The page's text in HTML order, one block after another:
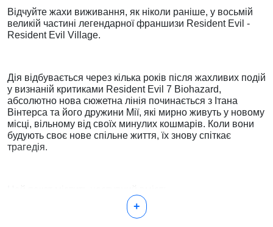
Відчуйте жахи виживання, як ніколи раніше, у восьмій
великій частині легендарної франшизи Resident Evil -
Resident Evil Village.
Дія відбувається через кілька років після жахливих подій
у визнаній критиками Resident Evil 7 Biohazard,
абсолютно нова сюжетна лінія починається з Ітана
Вінтерса та його дружини Мії, які мирно живуть у новому
місці, вільному від своїх минулих кошмарів. Коли вони
будують своє нове спільне життя, їх знову спіткає
трагедія.
+